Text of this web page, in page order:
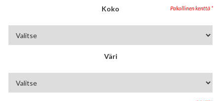
Koko
Väri